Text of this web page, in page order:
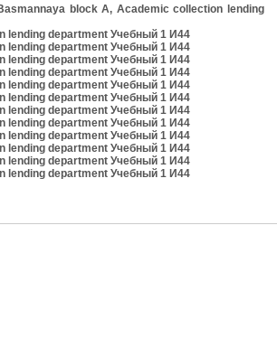
block A, Academic collection lending
lending department Учебный 1 И44
lending department Учебный 1 И44
lending department Учебный 1 И44
lending department Учебный 1 И44
lending department Учебный 1 И44
lending department Учебный 1 И44
lending department Учебный 1 И44
lending department Учебный 1 И44
lending department Учебный 1 И44
lending department Учебный 1 И44
lending department Учебный 1 И44
lending department Учебный 1 И44